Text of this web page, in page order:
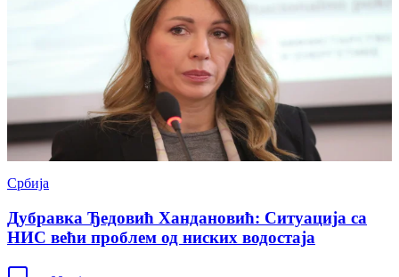
Србија
Дубравка Ђедовић Хандановић: Ситуација са
НИС већи проблем од ниских водостаја